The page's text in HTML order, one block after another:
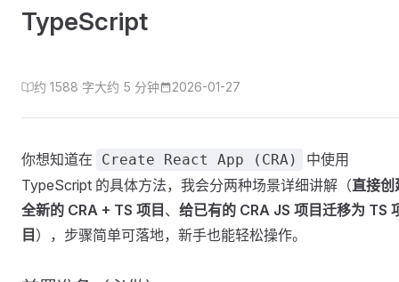
TypeScript
约 1588 字大约 5 分钟 2026-01-27
你想知道在 Create React App (CRA)
中使用
TypeScript 的具体方法，我会分两种场景详细讲解（直接创
全新的 CRA + TS 项目 、 给已有的 CRA JS 项目迁移为 TS
目 ），步骤简单可落地，新手也能轻松操作。